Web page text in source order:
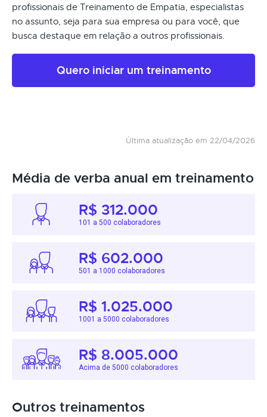
profissionais de Treinamento de Empatia, especialistas
no assunto, seja para sua empresa ou para você, que
busca destaque em relação a outros profissionais.
Quero iniciar um treinamento
Última atualização em 22/04/2026
Média de verba anual em treinamento
R$ 312.000
101 a 500 colaboradores
R$ 602.000
501 a 1000 colaboradores
R$ 1.025.000
1001 a 5000 colaboradores
R$ 8.005.000
Acima de 5000 colaboradores
Outros treinamentos